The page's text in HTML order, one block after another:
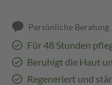
Persönliche Beratung
Für 48 Stunden
Beruhigt die Haut
Regeneriert und